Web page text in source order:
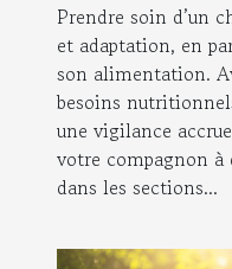
Prendre soin d’un
et adaptation, en
son alimentation.
besoins
une vigilance
votre compagnon à
dans les sections...